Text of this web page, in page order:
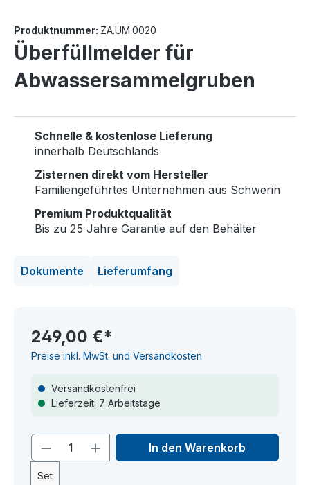
Produktnummer: ZA.UM.0020
Überfüllmelder für
Abwassersammelgruben
Schnelle & kostenlose Lieferung
innerhalb Deutschlands
Zisternen direkt vom Hersteller
Familiengeführtes Unternehmen aus Schwerin
Premium Produktqualität
Bis zu 25 Jahre Garantie auf den Behälter
Dokumente Lieferumfang
249,00 €*
Preise inkl. MwSt. und Versandkosten
Versandkostenfrei
Lieferzeit: 7 Arbeitstage
Produkt Anzahl: Gib den
Set
In den Warenkorb